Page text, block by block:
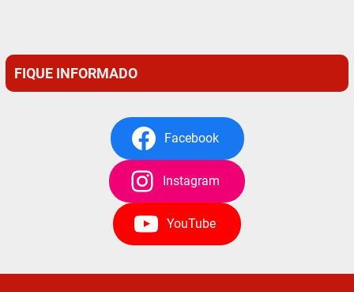
FIQUE INFORMADO
Facebook
Instagram
YouTube